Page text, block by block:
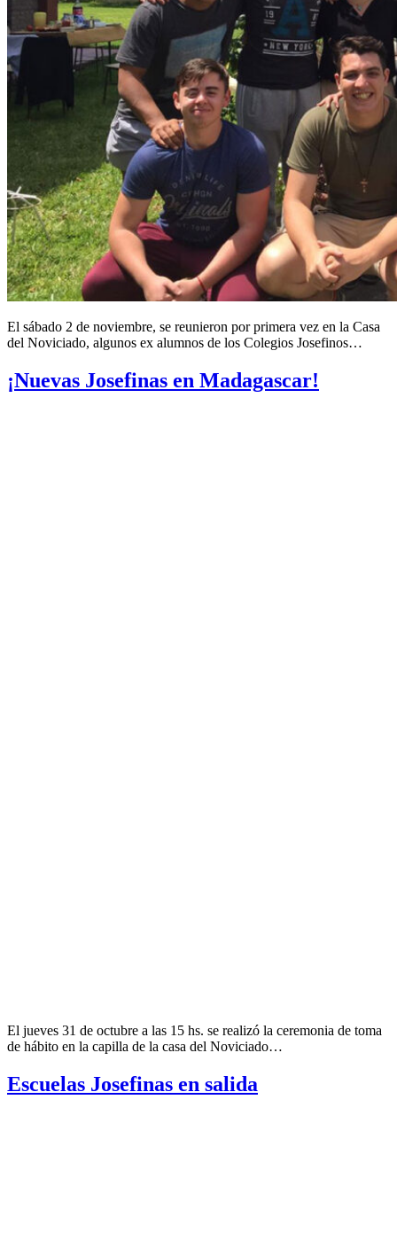
El sábado 2 de noviembre, se reunieron por primera vez en la Casa
del Noviciado, algunos ex alumnos de los Colegios Josefinos…
¡Nuevas Josefinas en Madagascar!
El jueves 31 de octubre a las 15 hs. se realizó la ceremonia de toma
de hábito en la capilla de la casa del Noviciado…
Escuelas Josefinas en salida